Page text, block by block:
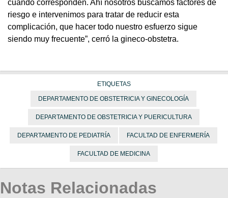
cuando corresponden. Ahí nosotros buscamos factores de
riesgo e intervenimos para tratar de reducir esta
complicación, que hacer todo nuestro esfuerzo sigue
siendo muy frecuente”, cerró la gineco-obstetra.
ETIQUETAS
DEPARTAMENTO DE OBSTETRICIA Y GINECOLOGÍA
DEPARTAMENTO DE OBSTETRICIA Y PUERICULTURA
DEPARTAMENTO DE PEDIATRÍA FACULTAD DE ENFERMERÍA
FACULTAD DE MEDICINA
Notas Relacionadas